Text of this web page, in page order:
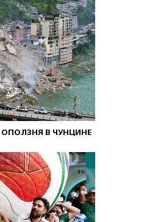
В ЧУНЦИНЕ